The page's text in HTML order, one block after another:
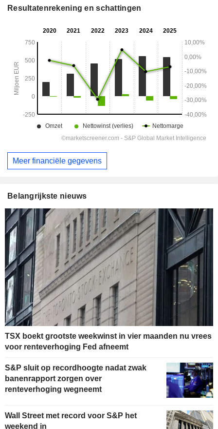
Resultatenrekening en schattingen
Meer financiële gegevens
Belangrijkste nieuws
TSX boekt grootste weekwinst in vier maanden nu vrees
voor renteverhoging Fed afneemt
S&P sluit op recordhoogte nadat zwak
banenrapport zorgen over
renteverhoging wegneemt
Wall Street met record voor S&P het
weekend in